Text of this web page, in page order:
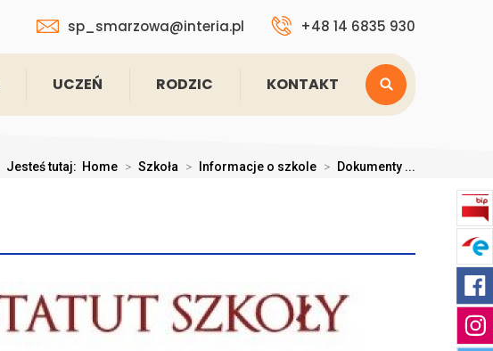
sp_smarzowa@interia.pl +48 14 6835 930
UCZEŃ RODZIC KONTAKT
Jesteś tutaj: Home > Szkoła > Informacje o szkole > Dokumenty ...